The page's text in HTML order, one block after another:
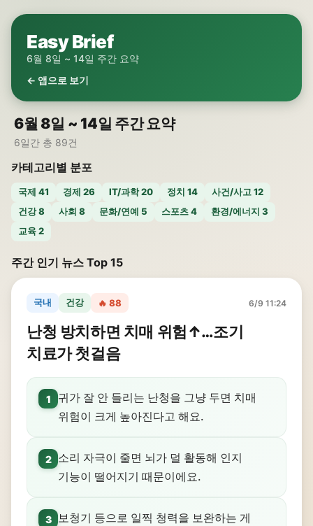
Easy Brief
6월 8일 ~ 14일 주간 요약
← 앱으로 보기
6월 8일 ~ 14일 주간 요약
6일간 총 89건
카테고리별 분포
국제 41 경제 26 IT/과학 20 정치 14
사건/사고 12
건강 8
사회 8 문화/연예 5 스포츠 4
환경/에너지 3
교육 2
주간 인기 뉴스 Top 15
국내 건강 🔥 88 6/9 11:24
난청 방치하면 치매 위험↑…조기
치료가 첫걸음
1
귀가 잘 안 들리는 난청을 그냥 두면 치매
위험이 크게 높아진다고 해요.
2
소리 자극이 줄면 뇌가 덜 활동해 인지
기능이 떨어지기 때문이에요.
3
보청기 등으로 일찍 청력을 보완하는 게